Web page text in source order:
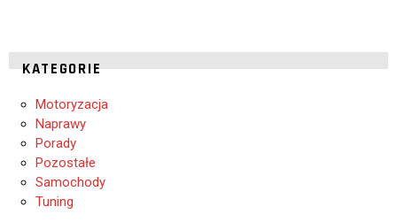
KATEGORIE
Motoryzacja
Naprawy
Porady
Pozostałe
Samochody
Tuning